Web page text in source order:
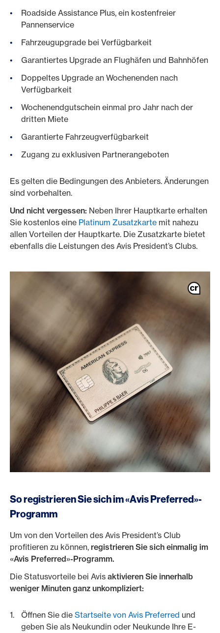
Roadside Assistance Plus, ein kostenfreier
Pannenservice
Fahrzeugupgrade bei Verfügbarkeit
Garantiertes Upgrade an Flughäfen und Bahnhöfen
Doppeltes Upgrade an Wochenenden nach
Verfügbarkeit
Wochenendgutschein einmal pro Jahr nach der
dritten Miete
Garantierte Fahrzeugverfügbarkeit
Zugang zu exklusiven Partnerangeboten
Es gelten die Bedingungen des Anbieters. Änderungen
sind vorbehalten.
Und nicht vergessen: Neben Ihrer Hauptkarte erhalten
Sie kostenlos eine Platinum Zusatzkarte mit nahezu
allen Vorteilen der Hauptkarte. Die Zusatzkarte bietet
ebenfalls die Leistungen des Avis President’s Clubs.
So registrieren Sie sich im «Avis Preferred»-
Programm
Um von den Vorteilen des Avis President’s Club
profitieren zu können, registrieren Sie sich einmalig im
«Avis Preferred»-Programm.
Die Statusvorteile bei Avis aktivieren Sie innerhalb
weniger Minuten ganz unkompliziert:
Öffnen Sie die Startseite von Avis Preferred und
geben Sie als Neukundin oder Neukunde Ihre E-